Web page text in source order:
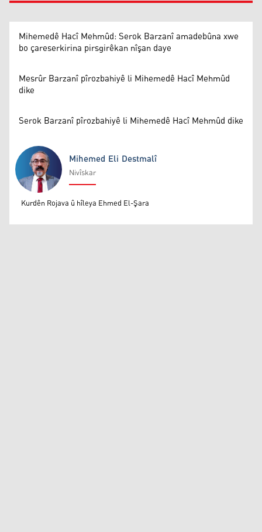
Mihemedê Hacî Mehmûd: Serok Barzanî amadebûna xwe
bo çareserkirina pirsgirêkan nîşan daye
Mesrûr Barzanî pîrozbahiyê li Mihemedê Hacî Mehmûd
dike
Serok Barzanî pîrozbahiyê li Mihemedê Hacî Mehmûd dike
Mihemed Eli Destmalî
Mihemed Eli Destmalî
Nivîskar
Kurdên Rojava û hîleya Ehmed El-Şara